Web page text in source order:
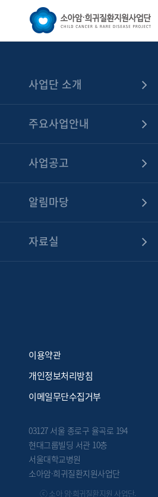
사업단 소개
주요사업안내
사업공고
알림마당
자료실
이용약관
개인정보처리방침
이메일무단수집거부
03127 서울 종로구 율곡로 194
현대그룹빌딩 서관 10층
서울대학교병원
소아암·희귀질환지원사업단
ⓒ 소아 암·희귀질환지원 사업단.